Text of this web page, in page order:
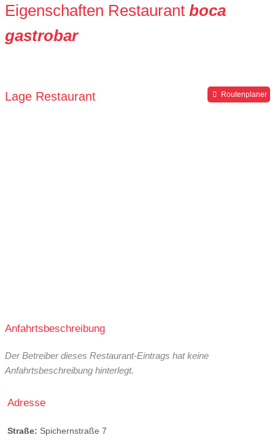
Eigenschaften Restaurant boca
gastrobar
Lage Restaurant Routenplaner
Anfahrtsbeschreibung
Der Betreiber dieses Restaurant-Eintrags hat keine
Anfahrtsbeschreibung hinterlegt.
Adresse
Straße: Spichernstraße 7